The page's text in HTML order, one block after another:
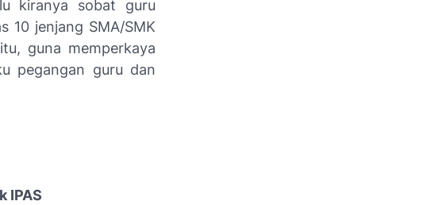
kiranya sobat guru
10 jenjang SMA/SMK
guna memperkaya
pegangan guru dan
IPAS